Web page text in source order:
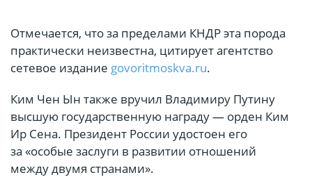
Отмечается, что за пределами КНДР эта порода
практически неизвестна, цитирует агентство
сетевое издание govoritmoskva.ru.
Ким Чен Ын также вручил Владимиру Путину
высшую государственную награду — орден Ким
Ир Сена. Президент России удостоен его
за «особые заслуги в развитии отношений
между двумя странами».